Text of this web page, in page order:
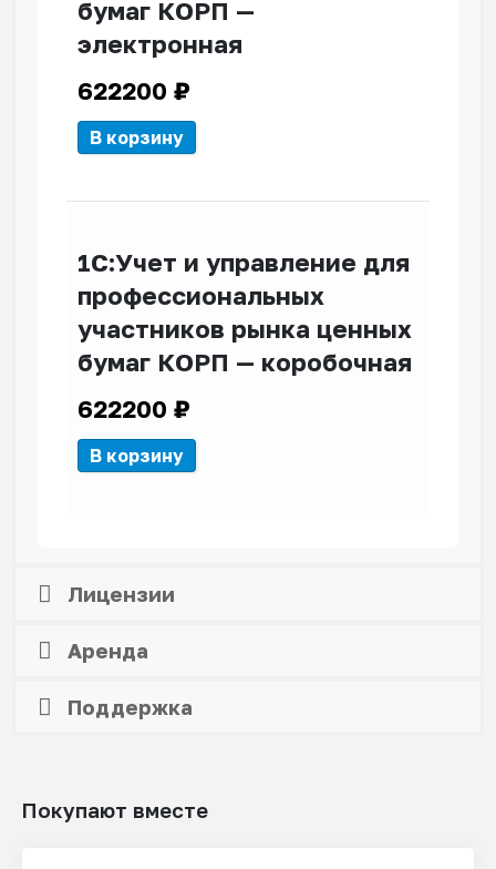
бумаг КОРП —
электронная
622200 ₽
В корзину
1С:Учет и управление для
профессиональных
участников рынка ценных
бумаг КОРП — коробочная
622200 ₽
В корзину
Лицензии
Аренда
Поддержка
Покупают вместе